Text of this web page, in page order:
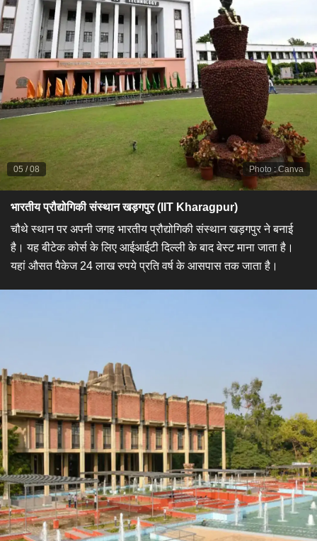
Photo : Canva
05 /08
भारतीय प्रौद्योगिकी संस्थान खड़गपुर (IIT Kharagpur)
​चौथे स्थान पर अपनी जगह भारतीय प्रौद्योगिकी संस्थान खड़गपुर ने बनाई
है। यह बीटेक कोर्स के लिए आईआईटी दिल्ली के बाद बेस्ट माना जाता है।
यहां औसत पैकेज 24 लाख रुपये प्रति वर्ष के आसपास तक जाता है।​